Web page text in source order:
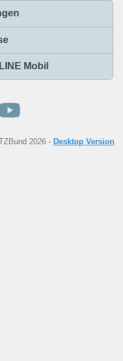
Mobil
2026 - Desktop Version